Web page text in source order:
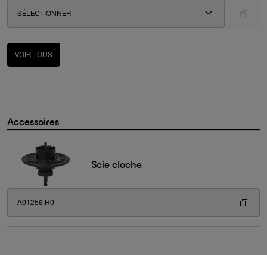
SÉLECTIONNER
VOIR TOUS
Accessoires
Scie cloche
A01258.H0